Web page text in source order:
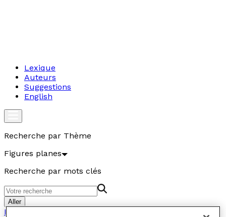
Lexique
Auteurs
Suggestions
English
Recherche par Thème
Figures planes
Recherche par mots clés
Aller
Figures planes